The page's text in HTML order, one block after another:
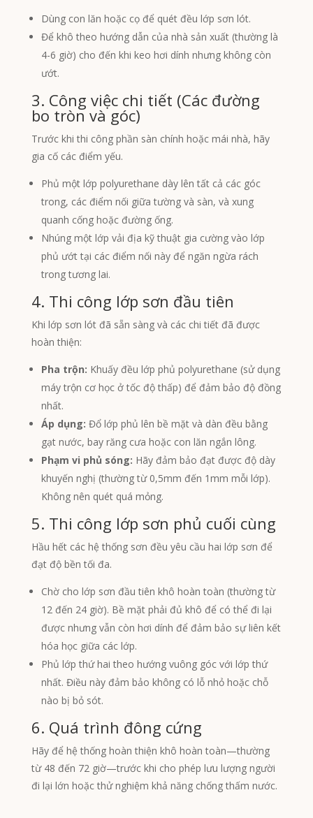
Dùng con lăn hoặc cọ để quét đều lớp sơn lót.
Để khô theo hướng dẫn của nhà sản xuất (thường là
4-6 giờ) cho đến khi keo hơi dính nhưng không còn
ướt.
3. Công việc chi tiết (Các đường
bo tròn và góc)
Trước khi thi công phần sàn chính hoặc mái nhà, hãy
gia cố các điểm yếu.
Phủ một lớp polyurethane dày lên tất cả các góc
trong, các điểm nối giữa tường và sàn, và xung
quanh cống hoặc đường ống.
Nhúng một lớp vải địa kỹ thuật gia cường vào lớp
phủ ướt tại các điểm nối này để ngăn ngừa rách
trong tương lai.
4. Thi công lớp sơn đầu tiên
Khi lớp sơn lót đã sẵn sàng và các chi tiết đã được
hoàn thiện:
Pha trộn: Khuấy đều lớp phủ polyurethane (sử dụng
máy trộn cơ học ở tốc độ thấp) để đảm bảo độ đồng
nhất.
Áp dụng: Đổ lớp phủ lên bề mặt và dàn đều bằng
gạt nước, bay răng cưa hoặc con lăn ngắn lông.
Phạm vi phủ sóng: Hãy đảm bảo đạt được độ dày
khuyến nghị (thường từ 0,5mm đến 1mm mỗi lớp).
Không nên quét quá mỏng.
5. Thi công lớp sơn phủ cuối cùng
Hầu hết các hệ thống sơn đều yêu cầu hai lớp sơn để
đạt độ bền tối đa.
Chờ cho lớp sơn đầu tiên khô hoàn toàn (thường từ
12 đến 24 giờ). Bề mặt phải đủ khô để có thể đi lại
được nhưng vẫn còn hơi dính để đảm bảo sự liên kết
hóa học giữa các lớp.
Phủ lớp thứ hai theo hướng vuông góc với lớp thứ
nhất. Điều này đảm bảo không có lỗ nhỏ hoặc chỗ
nào bị bỏ sót.
6. Quá trình đông cứng
Hãy để hệ thống hoàn thiện khô hoàn toàn—thường
từ 48 đến 72 giờ—trước khi cho phép lưu lượng người
đi lại lớn hoặc thử nghiệm khả năng chống thấm nước.